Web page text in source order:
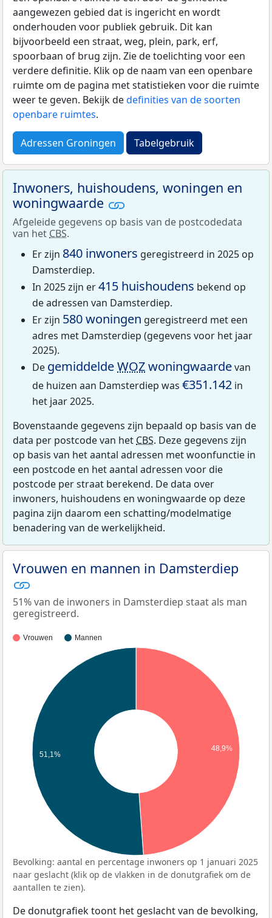
aangewezen gebied dat is ingericht en wordt
onderhouden voor publiek gebruik. Dit kan
bijvoorbeeld een straat, weg, plein, park, erf,
spoorbaan of brug zijn. Zie de toelichting voor een
verdere definitie. Klik op de naam van een openbare
ruimte om de pagina met statistieken voor die ruimte
weer te geven. Bekijk dedefinities van de soorten
openbare ruimtes.
Adressen Groningen Tabelgebruik
Inwoners, huishoudens, woningen en
woningwaarde
Afgeleide gegevens op basis van de postcodedata
van het CBS.
Er zijn 840 inwoners geregistreerd in 2025 op
Damsterdiep.
In 2025 zijn er415 huishoudens bekend op
de adressen van Damsterdiep.
Er zijn 580 woningen geregistreerd met een
adres met Damsterdiep (gegevens voor het jaar
2025).
De gemiddeldeWOZwoningwaardevan
de huizen aan Damsterdiep was €351.142 in
het jaar 2025.
Bovenstaande gegevens zijn bepaald op basis van de
data per postcode van het CBS. Deze gegevens zijn
op basis van het aantal adressen met woonfunctie in
een postcode en het aantal adressen voor die
postcode per straat berekend. De data over
inwoners, huishoudens en woningwaarde op deze
pagina zijn daarom een schatting/modelmatige
benadering van de werkelijkheid.
Vrouwen en mannen in Damsterdiep
51% van de inwoners in Damsterdiep staat als man
geregistreerd.
Vrouwen Mannen
48,9%
51,1%
Bevolking: aantal en percentage inwoners op 1 januari 2025
naar geslacht (klik op de vlakken in de donutgrafiek om de
aantallen te zien).
De donutgrafiek toont het geslacht van de bevolking,